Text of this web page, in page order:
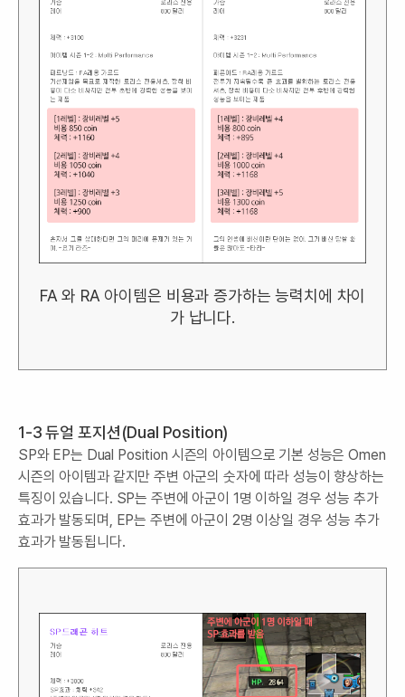
FA 와 RA 아이템은 비용과 증가하는 능력치에 차이
가 납니다.
1-3 듀얼 포지션(Dual Position)
SP와 EP는 Dual Position 시즌의 아이템으로 기본 성능은 Omen
시즌의 아이템과 같지만 주변 아군의 숫자에 따라 성능이 향상하는
특징이 있습니다. SP는 주변에 아군이 1명 이하일 경우 성능 추가
효과가 발동되며, EP는 주변에 아군이 2명 이상일 경우 성능 추가
효과가 발동됩니다.